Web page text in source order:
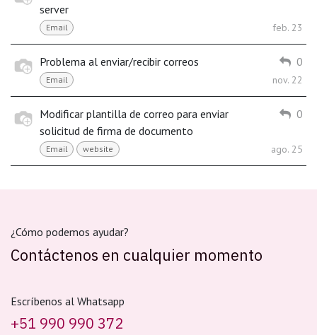
server
Email feb. 23
Problema al enviar/recibir correos
Email
0
nov. 22
Modificar plantilla de correo para enviar
solicitud de firma de documento
Email website
0
ago. 25
¿Cómo podemos ayudar?
Contáctenos en cualquier momento
Escríbenos al Whatsapp
+51 990 990 372